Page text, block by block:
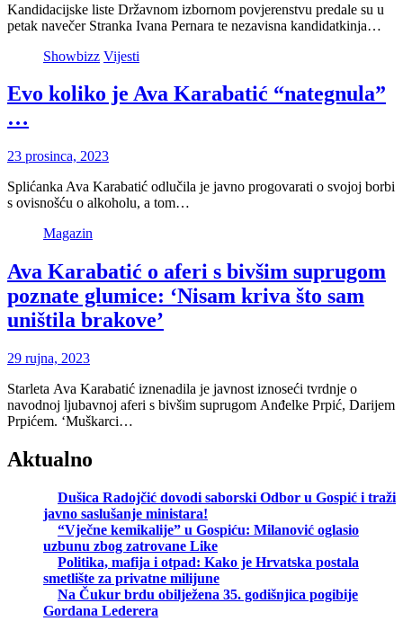
Kandidacijske liste Državnom izbornom povjerenstvu predale su u
petak navečer Stranka Ivana Pernara te nezavisna kandidatkinja…
Showbizz Vijesti
Evo koliko je Ava Karabatić “nategnula”
…
23 prosinca, 2023
Splićanka Ava Karabatić odlučila je javno progovarati o svojoj borbi
s ovisnošću o alkoholu, a tom…
Magazin
Ava Karabatić o aferi s bivšim suprugom
poznate glumice: ‘Nisam kriva što sam
uništila brakove’
29 rujna, 2023
Starleta Ava Karabatić iznenadila je javnost iznoseći tvrdnje o
navodnoj ljubavnoj aferi s bivšim suprugom Anđelke Prpić, Darijem
Prpićem. ‘Muškarci…
Aktualno
Dušica Radojčić dovodi saborski Odbor u Gospić i traži
javno saslušanje ministara!
“Vječne kemikalije” u Gospiću: Milanović oglasio
uzbunu zbog zatrovane Like
Politika, mafija i otpad: Kako je Hrvatska postala
smetlište za privatne milijune
Na Čukur brdu obilježena 35. godišnjica pogibije
Gordana Lederera